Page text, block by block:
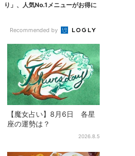
り」、人気No.1メニューがお得に
Recommended by
【魔女占い】8月6日 各星
座の運勢は？
2026.8.5